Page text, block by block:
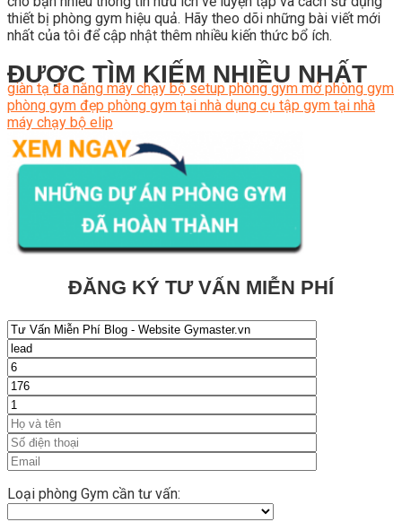
thiết bị phòng gym hiệu quả. Hãy theo dõi những bài viết mới
nhất của tôi để cập nhật thêm nhiều kiến thức bổ ích.
ĐƯỢC TÌM KIẾM NHIỀU NHẤT
giàn tạ đa năng máy chạy bộ setup phòng gym mở phòng gym
phòng gym đẹp phòng gym tại nhà dụng cụ tập gym tại nhà
máy chạy bộ elip
ĐĂNG KÝ TƯ VẤN MIỄN PHÍ
Loại phòng Gym cần tư vấn: